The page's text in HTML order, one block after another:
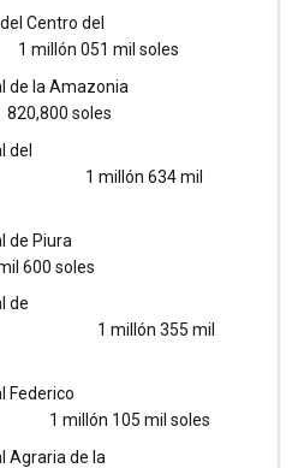
Centro del
mil soles
de la Amazonia
soles
del
634 mil
de Piura
soles
de
millón 355 mil
Federico
105 mil soles
Agraria de la